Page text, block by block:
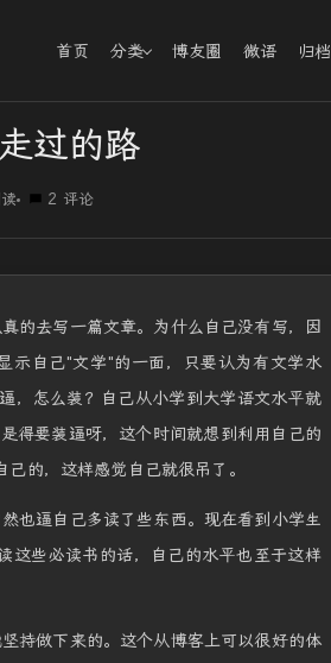
首页 分类 博友圈 微语 归档
过的路
2 评论
的去写一篇文章。为什么自己没有写，因
示自己"文学"的一面，只要认为有文学水
，怎么装？自己从小学到大学语文水平就
得要装逼呀，这个时间就想到利用自己的
的，这样感觉自己就很吊了。
也逼自己多读了些东西。现在看到小学生
这些必读书的话，自己的水平也至于这样
持做下来的。这个从博客上可以很好的体